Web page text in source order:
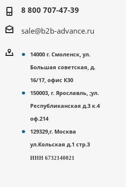
8 800 707-47-39
sale@b2b-advance.ru
14000 г. Смоленск, ул.
Большая советская, д.
16/17, офис К30
150003, г. Ярославль, ;ул.
Республиканская д.3 к.4
оф.214
129329,г. Москва
ул.Кольская д.1 стр.3
ИНН 6732140021